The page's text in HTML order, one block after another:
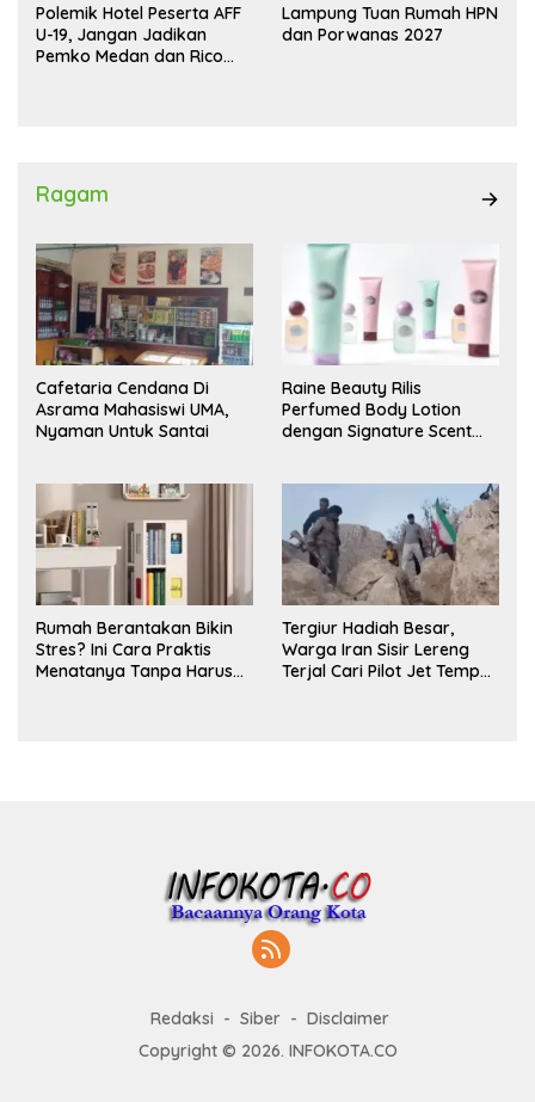
Polemik Hotel Peserta AFF
U-19, Jangan Jadikan
Pemko Medan dan Rico
Lampung Tuan Rumah HPN
dan Porwanas 2027
Ragam
Cafetaria Cendana Di
Asrama Mahasiswi UMA,
Nyaman Untuk Santai
Raine Beauty Rilis
Perfumed Body Lotion
dengan Signature Scent
Rumah Berantakan Bikin
Stres? Ini Cara Praktis
Menatanya Tanpa Harus
Tergiur Hadiah Besar,
Warga Iran Sisir Lereng
Terjal Cari Pilot Jet Tempur
Redaksi Siber
Disclaimer
Copyright © 2026. INFOKOTA.CO